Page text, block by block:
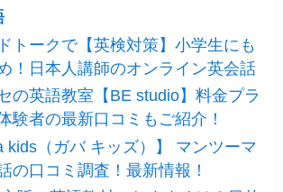
トークで【英検対策】小学生にも
！日本人講師のオンライン英会話
の英語教室【BE studio】料金プラ
験者の最新口コミもご紹介！
kids（ガバ キッズ）】 マンツーマ
の口コミ調査！最新情報！